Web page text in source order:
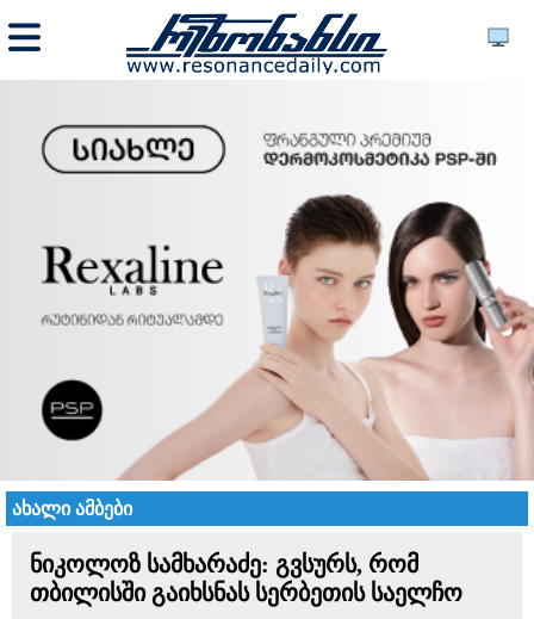
ახალი ამბები
ნიკოლოზ სამხარაძე: გვსურს, რომ
თბილისში გაიხსნას სერბეთის საელჩო